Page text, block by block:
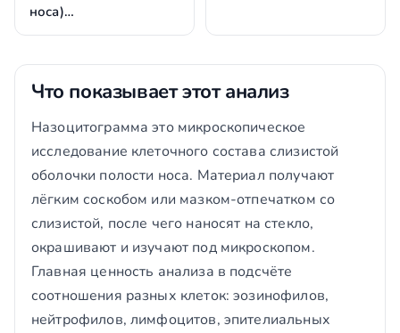
носа)…
Что показывает этот анализ
Назоцитограмма это микроскопическое
исследование клеточного состава слизистой
оболочки полости носа. Материал получают
лёгким соскобом или мазком-отпечатком со
слизистой, после чего наносят на стекло,
окрашивают и изучают под микроскопом.
Главная ценность анализа в подсчёте
соотношения разных клеток: эозинофилов,
нейтрофилов, лимфоцитов, эпителиальных